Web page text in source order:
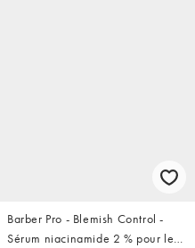
Barber Pro - Blemish Control -
Sérum niacinamide 2 % pour le